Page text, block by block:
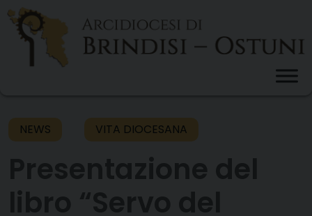
Skip
content
NEWS VITA DIOCESANA